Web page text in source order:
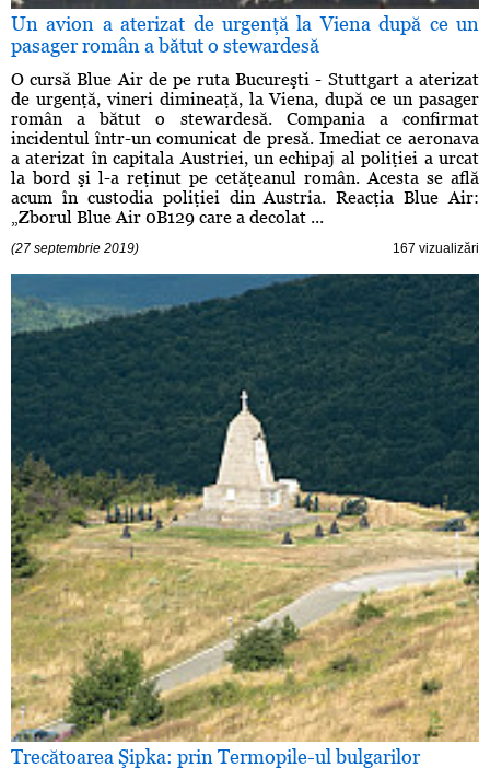
Un avion a aterizat de urgenţă la Viena după ce un
pasager român a bătut o stewardesă
O cursă Blue Air de pe ruta Bucureşti - Stuttgart a aterizat
de urgenţă, vineri dimineaţă, la Viena, după ce un pasager
român a bătut o stewardesă. Compania a confirmat
incidentul într-un comunicat de presă. Imediat ce aeronava
a aterizat în capitala Austriei, un echipaj al poliţiei a urcat
la bord şi l-a reţinut pe cetăţeanul român. Acesta se află
acum în custodia poliţiei din Austria. Reacţia Blue Air:
„Zborul Blue Air 0B129 care a decolat ...
(27 septembrie 2019) 167 vizualizări
Trecătoarea Şipka: prin Termopile-ul bulgarilor